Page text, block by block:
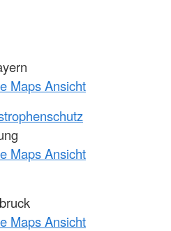
Maps Ansicht
Maps Ansicht
Maps Ansicht